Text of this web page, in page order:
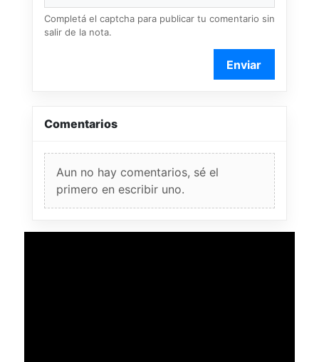
Completá el captcha para publicar tu comentario sin
salir de la nota.
Enviar
Comentarios
Aun no hay comentarios, sé el
primero en escribir uno.